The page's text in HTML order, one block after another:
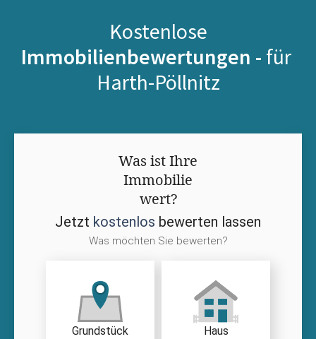
Kostenlose
Immobilienbewertungen - für
Harth-Pöllnitz
Was ist Ihre
Immobilie
wert?
Jetzt kostenlos bewerten lassen
Was möchten Sie bewerten?
Grundstück Haus